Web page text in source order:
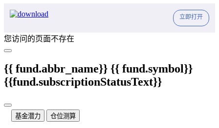
立即打开
您访问的页面不存在
{{ fund.abbr_name}} {{ fund.symbol}}
{{fund.subscriptionStatusText}}
基金潜力 仓位测算